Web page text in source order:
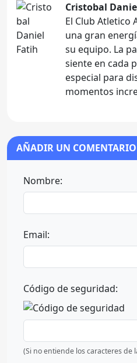
Cristobal
El Club Atletico
una gran
su equipo. La
siente en cada
especial para
momentos
AÑADIR UN COMENTARIO
Nombre:
Email:
Código de seguridad:
(Si no entiende los caracteres de